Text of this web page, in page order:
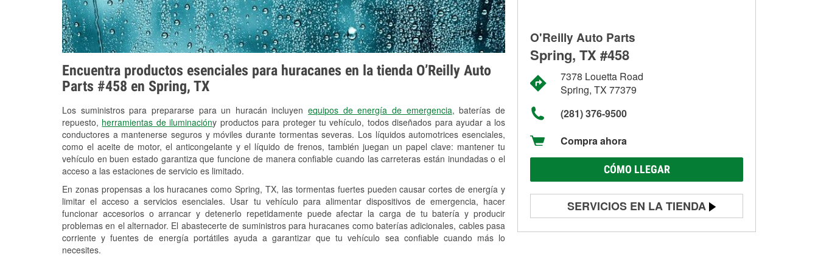
Encuentra productos esenciales para huracanes en la tienda O’Reilly Auto
Parts #458 en Spring, TX
Los suministros para prepararse para un huracán incluyenequipos de energía de emergencia, baterías de
repuesto, herramientas de iluminacióny productos para proteger tu vehículo, todos diseñados para ayudar a los
conductores a mantenerse seguros y móviles durante tormentas severas. Los líquidos automotrices esenciales,
como el aceite de motor, el anticongelante y el líquido de frenos, también juegan un papel clave: mantener tu
vehículo en buen estado garantiza que funcione de manera confiable cuando las carreteras están inundadas o el
acceso a las estaciones de servicio es limitado.
En zonas propensas a los huracanes como Spring, TX, las tormentas fuertes pueden causar cortes de energía y
limitar el acceso a servicios esenciales. Usar tu vehículo para alimentar dispositivos de emergencia, hacer
funcionar accesorios o arrancar y detenerlo repetidamente puede afectar la carga de tu batería y producir
problemas en el alternador. El abastecerte de suministros para huracanes como baterías adicionales, cables pasa
corriente y fuentes de energía portátiles ayuda a garantizar que tu vehículo sea confiable cuando más lo
necesites.
O'Reilly Auto Parts
Spring, TX #458
7378 Louetta Road
Spring, TX 77379
(281) 376-9500
Compra ahora
CÓMO LLEGAR
SERVICIOS EN LA TIENDA
Prueba de batería